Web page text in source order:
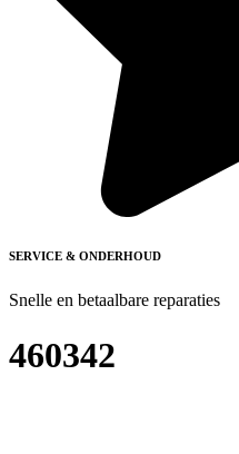
SERVICE & ONDERHOUD
Snelle en betaalbare reparaties
460342